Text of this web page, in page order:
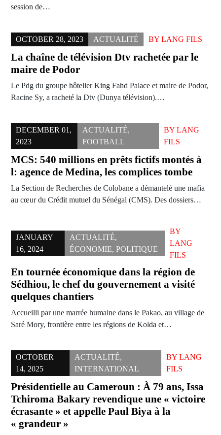
session de…
OCTOBER 28, 2023 ACTUALITÉ BY LANG FILS
La chaîne de télévision Dtv rachetée par le
maire de Podor
Le Pdg du groupe hôtelier King Fahd Palace et maire de Podor,
Racine Sy, a racheté la Dtv (Dunya télévision).…
DECEMBER 01,
2023
ACTUALITÉ,
FOOTBALL
BY LANG
FILS
MCS: 540 millions en prêts fictifs montés à
l: agence de Medina, les complices tombe
La Section de Recherches de Colobane a démantelé une mafia
au cœur du Crédit mutuel du Sénégal (CMS). Des dossiers…
JANUARY
16, 2024
ACTUALITÉ,
ÉCONOMIE, POLITIQUE
BY
LANG
FILS
En tournée économique dans la région de
Sédhiou, le chef du gouvernement a visité
quelques chantiers
Accueilli par une marrée humaine dans le Pakao, au village de
Saré Mory, frontière entre les régions de Kolda et…
OCTOBER
14, 2025
ACTUALITÉ,
INTERNATIONAL
BYLANG
FILS
Présidentielle au Cameroun : À 79 ans, Issa
Tchiroma Bakary revendique une « victoire
écrasante » et appelle Paul Biya à la
« grandeur »